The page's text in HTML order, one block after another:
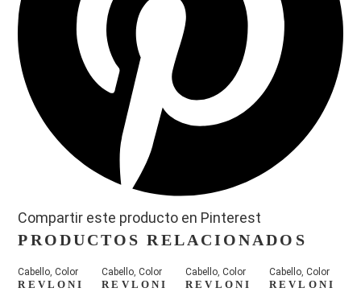
Compartir este producto en Pinterest
PRODUCTOS RELACIONADOS
Cabello ,Color
REVLONI
Cabello ,Color
REVLONI
Cabello ,Color
REVLONI
Cabello ,Color
REVLONI